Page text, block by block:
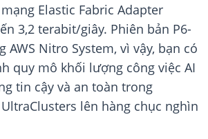
Elastic Fabric Adapter
3,2 terabit/giây. Phiên bản P6-
AWS Nitro System, vì vậy, bạn có
quy mô khối lượng công việc AI
tin cậy và an toàn trong
UltraClusters lên hàng chục nghìn